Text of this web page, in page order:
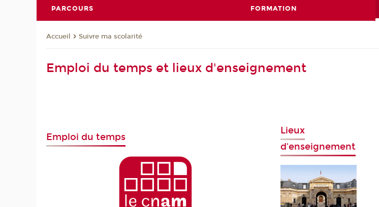
PARCOURS
FORMATION
Accueil Suivre ma scolarité
Emploi du temps et lieux d'enseignement
Emploi du temps
Lieux
d'enseignement